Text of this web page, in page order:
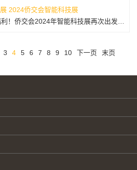
2024侨交会智能科技展
3 4 5 6 7 8 9 10 下一页 末页